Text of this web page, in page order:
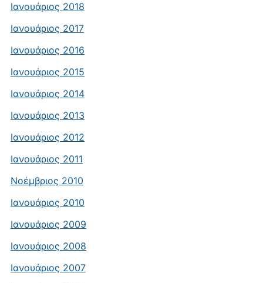
Ιανουάριος 2018
Ιανουάριος 2017
Ιανουάριος 2016
Ιανουάριος 2015
Ιανουάριος 2014
Ιανουάριος 2013
Ιανουάριος 2012
Ιανουάριος 2011
Νοέμβριος 2010
Ιανουάριος 2010
Ιανουάριος 2009
Ιανουάριος 2008
Ιανουάριος 2007